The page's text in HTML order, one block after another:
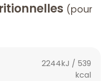
(pour
2244kJ / 539
kcal